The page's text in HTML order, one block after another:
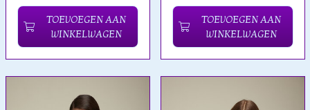
TOEVOEGEN AAN
WINKELWAGEN
TOEVOEGEN AAN
WINKELWAGEN